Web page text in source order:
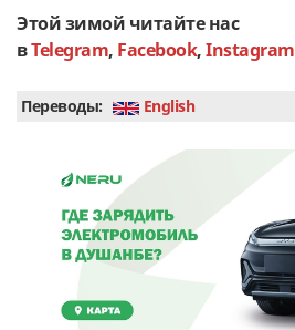
Этой зимой читайте нас
вTelegram, Facebook,Instagram
Переводы: English